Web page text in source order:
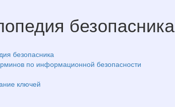
безопасника
безопасника
по информационной безопасности
ключей